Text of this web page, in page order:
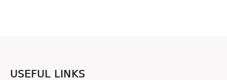
USEFUL LINKS